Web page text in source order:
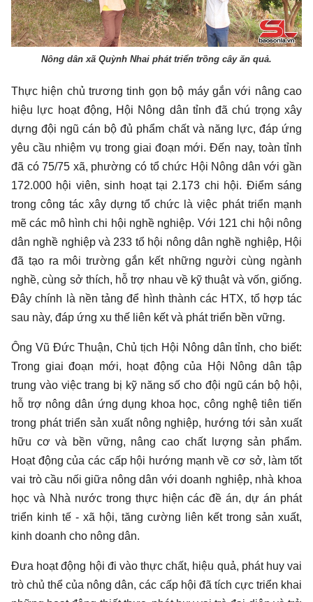
Nông dân xã Quỳnh Nhai phát triển trồng cây ăn quả.
Thực hiện chủ trương tinh gọn bộ máy gắn với nâng cao
hiệu lực hoạt động, Hội Nông dân tỉnh đã chú trọng xây
dựng đội ngũ cán bộ đủ phẩm chất và năng lực, đáp ứng
yêu cầu nhiệm vụ trong giai đoạn mới. Đến nay, toàn tỉnh
đã có 75/75 xã, phường có tổ chức Hội Nông dân với gần
172.000 hội viên, sinh hoạt tại 2.173 chi hội. Điểm sáng
trong công tác xây dựng tổ chức là việc phát triển mạnh
mẽ các mô hình chi hội nghề nghiệp. Với 121 chi hội nông
dân nghề nghiệp và 233 tổ hội nông dân nghề nghiệp, Hội
đã tạo ra môi trường gắn kết những người cùng ngành
nghề, cùng sở thích, hỗ trợ nhau về kỹ thuật và vốn, giống.
Đây chính là nền tảng để hình thành các HTX, tổ hợp tác
sau này, đáp ứng xu thế liên kết và phát triển bền vững.
Ông Vũ Đức Thuận, Chủ tịch Hội Nông dân tỉnh, cho biết:
Trong giai đoạn mới, hoạt động của Hội Nông dân tập
trung vào việc trang bị kỹ năng số cho đội ngũ cán bộ hội,
hỗ trợ nông dân ứng dụng khoa học, công nghệ tiên tiến
trong phát triển sản xuất nông nghiệp, hướng tới sản xuất
hữu cơ và bền vững, nâng cao chất lượng sản phẩm.
Hoạt động của các cấp hội hướng mạnh về cơ sở, làm tốt
vai trò cầu nối giữa nông dân với doanh nghiệp, nhà khoa
học và Nhà nước trong thực hiện các đề án, dự án phát
triển kinh tế - xã hội, tăng cường liên kết trong sản xuất,
kinh doanh cho nông dân.
Đưa hoạt động hội đi vào thực chất, hiệu quả, phát huy vai
trò chủ thể của nông dân, các cấp hội đã tích cực triển khai